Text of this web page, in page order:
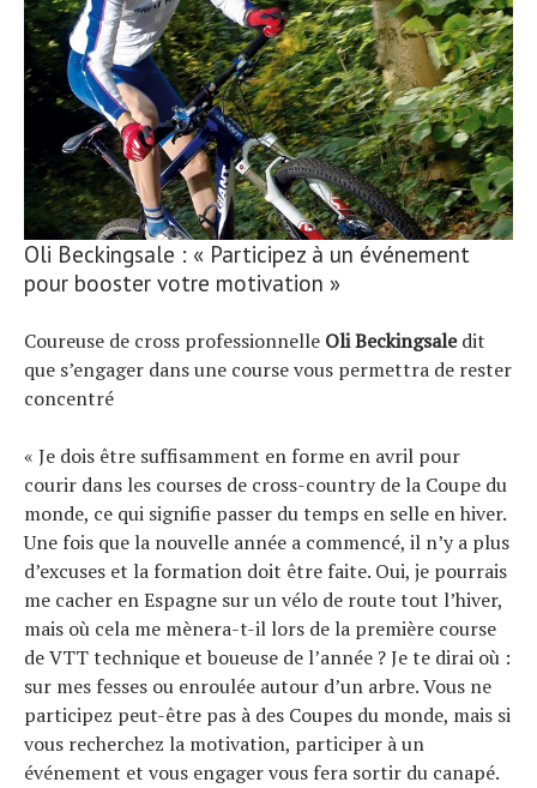
Oli Beckingsale : « Participez à un événement
pour booster votre motivation »
Coureuse de cross professionnelle Oli Beckingsaledit
que s’engager dans une course vous permettra de rester
concentré
« Je dois être suffisamment en forme en avril pour
courir dans les courses de cross-country de la Coupe du
monde, ce qui signifie passer du temps en selle en hiver.
Une fois que la nouvelle année a commencé, il n’y a plus
d’excuses et la formation doit être faite. Oui, je pourrais
me cacher en Espagne sur un vélo de route tout l’hiver,
mais où cela me mènera-t-il lors de la première course
de VTT technique et boueuse de l’année ? Je te dirai où :
sur mes fesses ou enroulée autour d’un arbre. Vous ne
participez peut-être pas à des Coupes du monde, mais si
vous recherchez la motivation, participer à un
événement et vous engager vous fera sortir du canapé.